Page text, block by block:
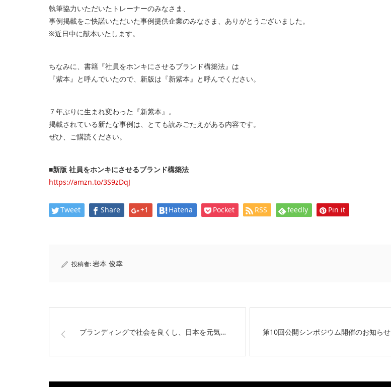
執筆協力いただいたトレーナーのみなさま、
事例掲載をご快諾いただいた事例提供企業のみなさま、ありがとうございました。
※近日中に献本いたします。
ちなみに、書籍『社員をホンキにさせるブランド構築法』は
『紫本』と呼んでいたので、新版は『新紫本』と呼んでください。
７年ぶりに生まれ変わった『新紫本』。
掲載されている新たな事例は、とても読みごたえがある内容です。
ぜひ、ご購読ください。
■新版 社員をホンキにさせるブランド構築法
https://amzn.to/3S9zDqJ
Tweet Share +1 Hatena Pocket RSS feedly Pin it
投稿者:岩本 俊幸
ブランディングで社会を良くし、日本を元気… 第10回公開シンポジウム開催のお知らせ